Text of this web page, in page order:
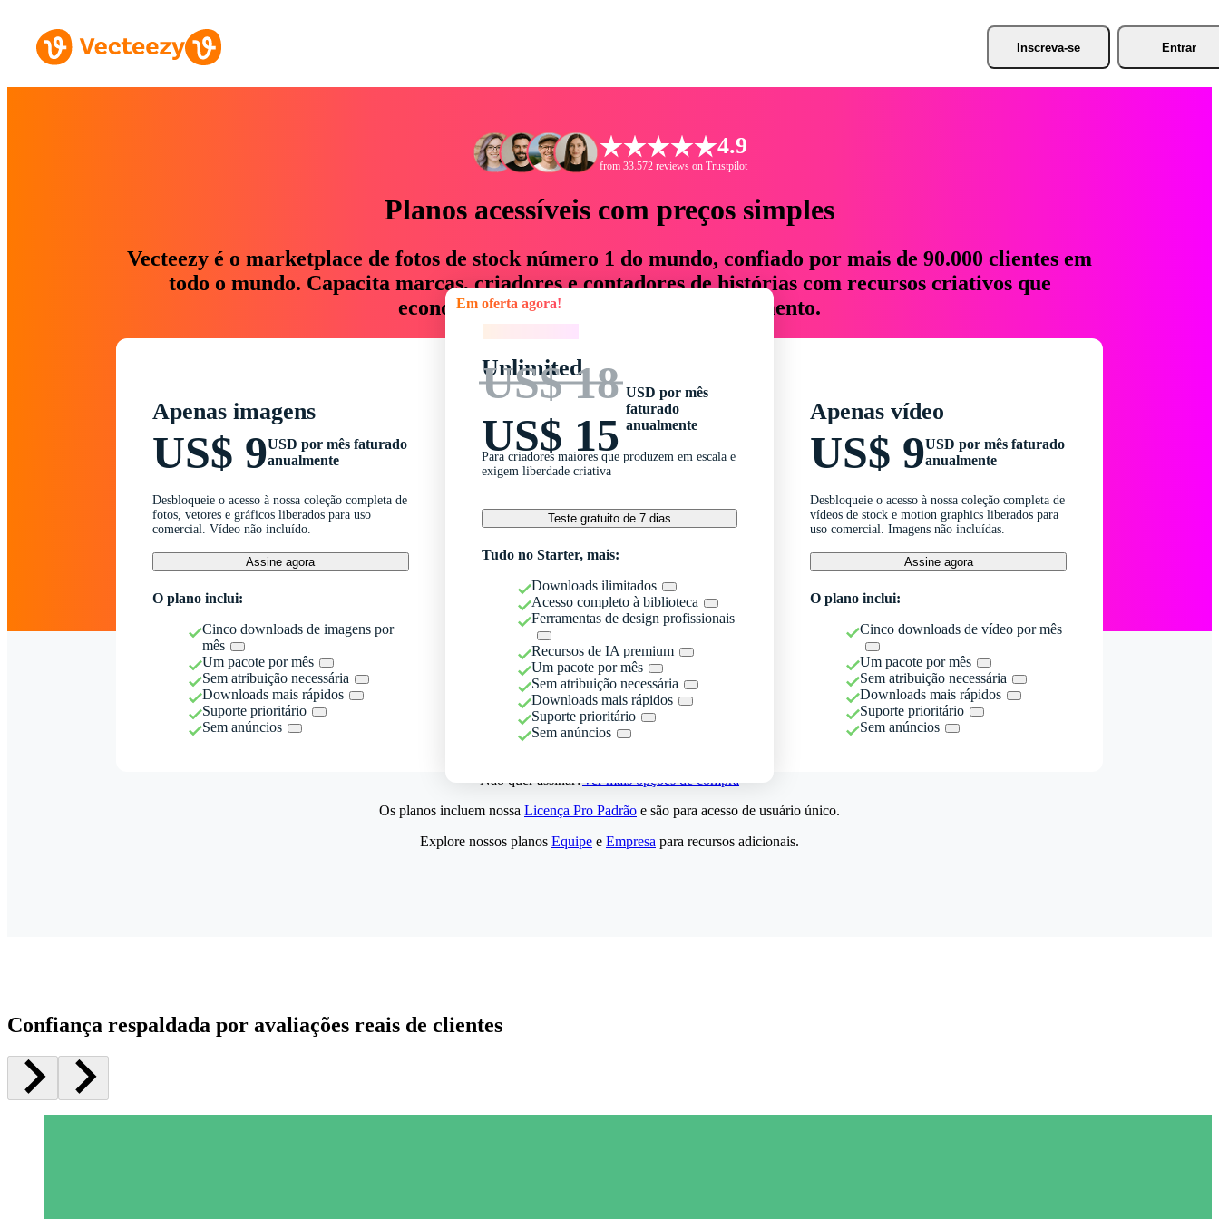
Inscreva-se Entrar
4.9
from 33.572 reviews on Trustpilot
Planos acessíveis com preços simples
Vecteezy é o marketplace de fotos de stock número 1 do mundo, confiado por mais de 90.000 clientes em
todo o mundo. Capacita marcas, criadores e contadores de histórias com recursos criativos que
economizam até 76% em tempo e orçamento.
Apenas imagens
US$ 9USD por mês faturado
anualmente
Desbloqueie o acesso à nossa coleção completa de
fotos, vetores e gráficos liberados para uso
comercial. Vídeo não incluído.
Assine agora
O plano inclui:
Cinco downloads de imagens por
mês
Um pacote por mês
Sem atribuição necessária
Downloads mais rápidos
Suporte prioritário
Sem anúncios
Em oferta agora!
Unlimited
US$ 18
US$ 15
USD por mês
faturado
anualmente
Para criadores maiores que produzem em escala e
exigem liberdade criativa
Teste gratuito de 7 dias
Tudo no Starter, mais:
Downloads ilimitados
Acesso completo à biblioteca
Ferramentas de design profissionais
Recursos de IA premium
Um pacote por mês
Sem atribuição necessária
Downloads mais rápidos
Suporte prioritário
Sem anúncios
Apenas vídeo
US$ 9USD por mês faturado
anualmente
Desbloqueie o acesso à nossa coleção completa de
vídeos de stock e motion graphics liberados para
uso comercial. Imagens não incluídas.
Assine agora
O plano inclui:
Cinco downloads de vídeo por mês
Um pacote por mês
Sem atribuição necessária
Downloads mais rápidos
Suporte prioritário
Sem anúncios
Não quer assinar?Ver mais opções de compra
Os planos incluem nossa Licença Pro Padrão e são para acesso de usuário único.
Explore nossos planos Equipe e Empresa para recursos adicionais.
Confiança respaldada por avaliações reais de clientes